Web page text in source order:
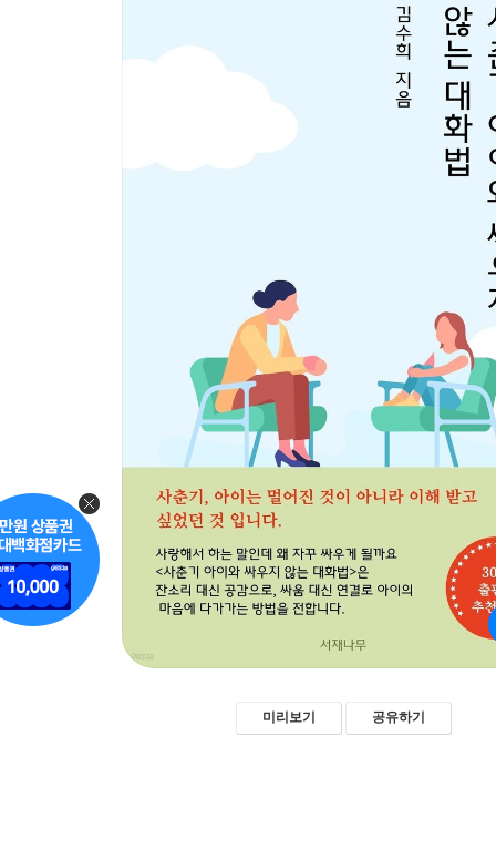
미리보기 공유하기